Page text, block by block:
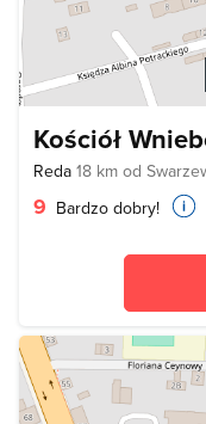
Kościół
Reda 18 km od
9 Bardzo dobry!